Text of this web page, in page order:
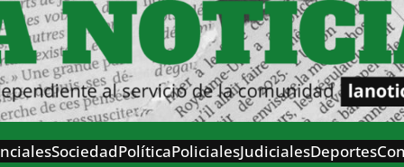
SociedadPolíticaPolicialesJudicialesDeportes